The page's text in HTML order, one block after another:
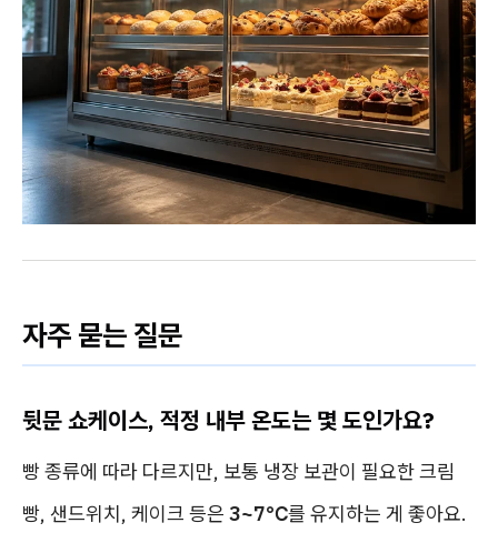
자주 묻는 질문
뒷문 쇼케이스, 적정 내부 온도는 몇 도인가요?
빵 종류에 따라 다르지만, 보통 냉장 보관이 필요한 크림
빵, 샌드위치, 케이크 등은 3~7℃를 유지하는 게 좋아요.